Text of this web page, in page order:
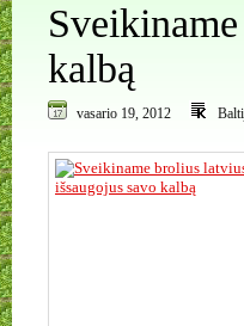
kalbą
vasario 19, 2012